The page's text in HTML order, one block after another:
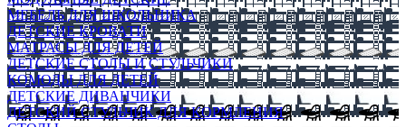
МЕБЕЛЬ ДЛЯ ШКОЛЬНИКА
ДЕТСКИЕ КРОВАТИ
МАТРАСЫ ДЛЯ ДЕТЕЙ
ДЕТСКИЕ СТОЛЫ И СТУЛЬЧИКИ
КОМОДЫ ДЛЯ ДЕТЕЙ
ДЕТСКИЕ ДИВАНЧИКИ
ДЕТСКИЙ СТУЛЬЧИК ДЛЯ КОРМЛЕНИЯ